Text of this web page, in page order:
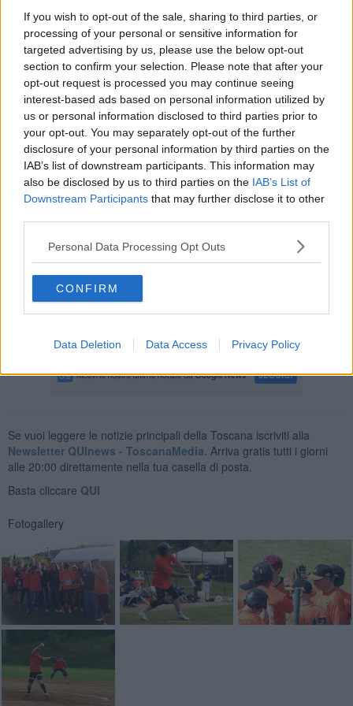
If you wish to opt-out of the sale, sharing to third parties, or
processing of your personal or sensitive information for
targeted advertising by us, please use the below opt-out
section to confirm your selection. Please note that after your
opt-out request is processed you may continue seeing
interest-based ads based on personal information utilized by
us or personal information disclosed to third parties prior to
your opt-out. You may separately opt-out of the further
disclosure of your personal information by third parties on the
IAB’s list of downstream participants. This information may
also be disclosed by us to third parties on the IAB’s List of
Downstream Participants that may further disclose it to other
Personal Data Processing Opt Outs
CONFIRM
Data Deletion Data Access Privacy Policy
Questa grande partecipazione ha confermato la crescita del softball
amatoriale italiano, con la creazione di un numero sempre
maggiore di squadre che, composte da atleti di entrambi i sessi e di
tutte le età, girano l’Italia pur di sfidarsi e di mantenere viva la loro
passione per lo sport.Il secondo torneo della “Topa”, alla fine,
premiato le romane Red Foxes,vincitrici di una bella finale con
il Vicenza, mentre la formazione aretina si è dovuta accontentare
del quarto posto.
Nato da un anno, il movimento di softball amatoriale del Bsc
Arezzo nelle ultime settimane è stato ospite di numerosi tornei in
tutta Italia per prepararsi al debutto ufficiale nel campionato Lac –
Lega Amatoriale CentroItalia. Gli aretini di Bennati giocheranno le
loro prime partite il 24 maggio a Roma in una fase iniziale che li
vedrà opposti alle Red Foxes e ai Leones Spoleto, le due squadre
che nel 2014 si sono piazzate ai primi due posti della competizione.
Un esordio che, dunque, testerà immediatamenteil valore e le
Se vuoi leggere le notizie principali della Toscana iscriviti alla
Newsletter QUInews - ToscanaMedia. Arriva gratis tutti i giorni
alle 20:00 direttamente nella tua casella di posta.
Basta cliccare QUI
Fotogallery